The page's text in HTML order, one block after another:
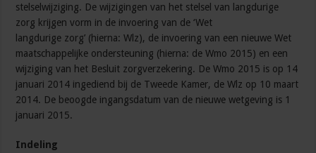
stelselwijziging. De wijzigingen van het stelsel van langdurige
zorg krijgen vorm in de invoering van de ‘Wet
langdurige zorg’ (hierna: Wlz), de invoering van een nieuwe Wet
maatschappelijke ondersteuning (hierna: de Wmo 2015) en een
wijziging van het Besluit zorgverzekering. De Wmo 2015 is op 14
januari 2014 ingediend bij de Tweede Kamer, de Wlz op 10 maart
2014. De beoogde ingangsdatum van de nieuwe wetgeving is 1
januari 2015.
Indeling